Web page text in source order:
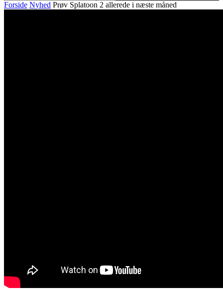
Forside Nyhed Prøv Splatoon 2 allerede i næste måned